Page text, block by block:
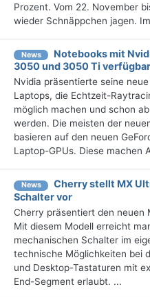
Prozent. Vom 22. November
wieder Schnäppchen jagen.
News
Notebooks mit
3050 und 3050 Ti verfügbar
Nvidia präsentierte seine
Laptops, die Echtzeit-
möglich machen und schon
werden. Die meisten der
basieren auf den neuen
Laptop-GPUs. Diese machen
News
Cherry stellt MX
Schalter vor
Cherry präsentiert den neuen
Mit diesem Modell erreicht
mechanischen Schalter im
technische Möglichkeiten bei
und Desktop-Tastaturen mit
End-Segment erlaubt. ...